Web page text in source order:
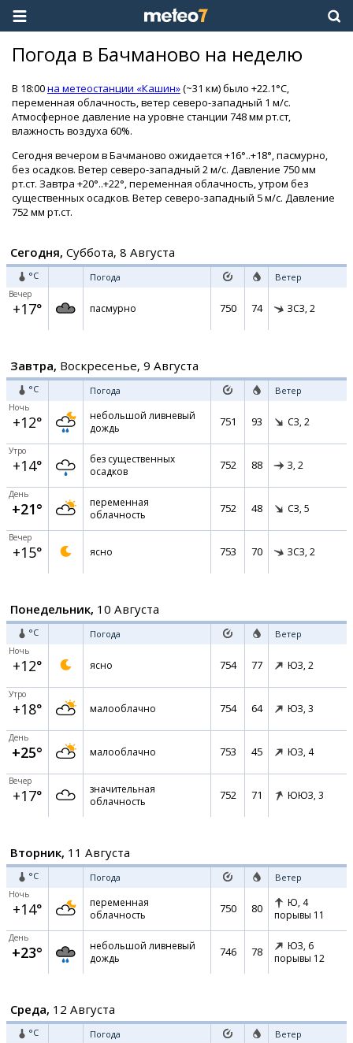
Погода в Бачманово на неделю
В 18:00на метеостанции «Кашин»(~31 км) было +22.1°C,
переменная облачность, ветер северо-западный 1 м/с.
Атмосферное давление на уровне станции 748 мм рт.ст,
влажность воздуха 60%.
Сегодня вечером в Бачманово ожидается +16°..+18°, пасмурно,
без осадков. Ветер северо-западный 2 м/с. Давление 750 мм
рт.ст. Завтра +20°..+22°, переменная облачность, утром без
существенных осадков. Ветер северо-западный 5 м/с. Давление
752 мм рт.ст.
Сегодня, Суббота, 8 Августа
°C Погода Ветер
Вечер
+17° пасмурно 750 74 ЗСЗ, 2
Завтра, Воскресенье, 9 Августа
°C Погода Ветер
Ночь
+12°
небольшой ливневый
дождь
751 93 СЗ, 2
Утро
+14°
без существенных
осадков
752 88 З, 2
День
+21°
переменная
облачность
752 48 СЗ, 5
Вечер
+15° ясно 753 70 ЗСЗ, 2
Понедельник, 10 Августа
°C Погода Ветер
Ночь
+12° ясно 754 77 ЮЗ, 2
Утро
+18° малооблачно 754 64 ЮЗ, 3
День
+25° малооблачно 753 45 ЮЗ, 4
Вечер
+17°
значительная
облачность
752 71 ЮЮЗ, 3
Вторник, 11 Августа
°C Погода Ветер
Ночь
+14°
переменная
облачность
750 80 Ю, 4
порывы 11
День
+23°
небольшой ливневый
дождь
746 78 ЮЗ, 6
порывы 12
Среда, 12 Августа
°C Погода Ветер